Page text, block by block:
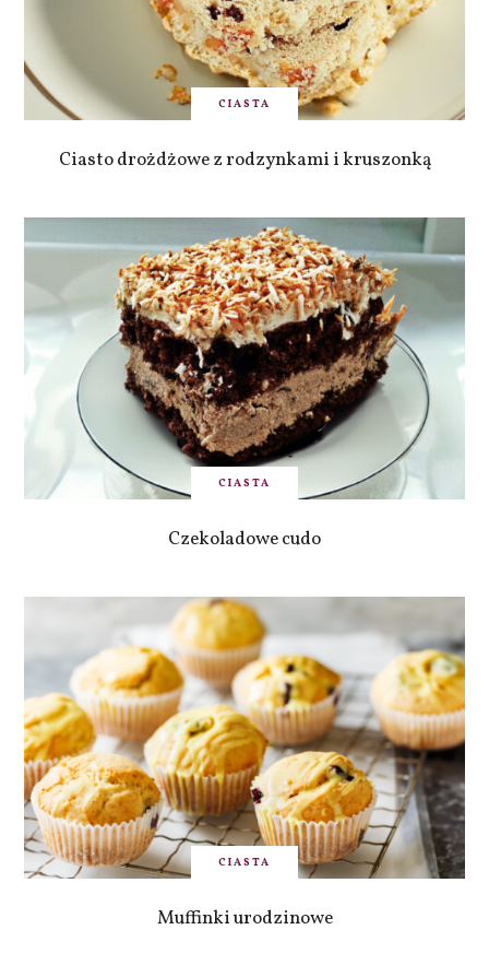
CIASTA
Ciasto drożdżowe z rodzynkami i kruszonką
CIASTA
Czekoladowe cudo
CIASTA
Muffinki urodzinowe